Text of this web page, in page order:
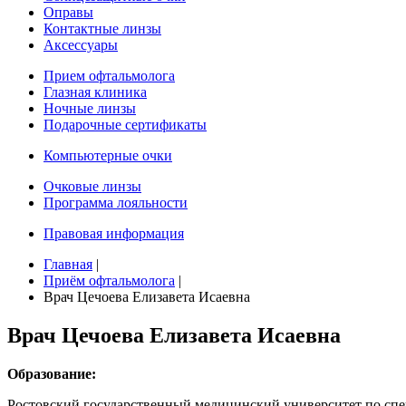
Оправы
Контактные линзы
Аксессуары
Прием офтальмолога
Глазная клиника
Ночные линзы
Подарочные сертификаты
Компьютерные очки
Очковые линзы
Программа лояльности
Правовая информация
Главная |
Приём офтальмолога |
Врач Цечоева Елизавета Исаевна
Врач Цечоева Елизавета Исаевна
Образование: